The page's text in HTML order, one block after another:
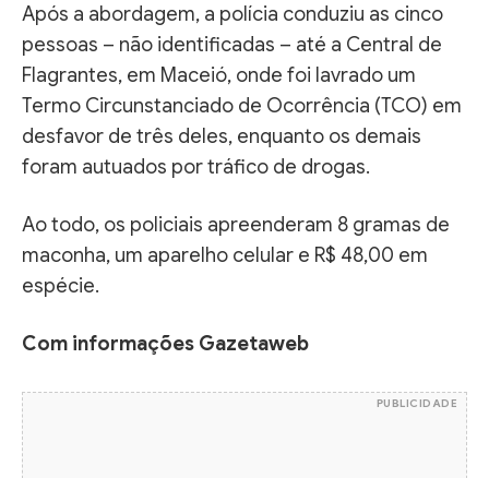
Após a abordagem, a polícia conduziu as cinco
pessoas – não identificadas – até a Central de
Flagrantes, em Maceió, onde foi lavrado um
Termo Circunstanciado de Ocorrência (TCO) em
desfavor de três deles, enquanto os demais
foram autuados por tráfico de drogas.
Ao todo, os policiais apreenderam 8 gramas de
maconha, um aparelho celular e R$ 48,00 em
espécie.
Com informações Gazetaweb
PUBLICIDADE